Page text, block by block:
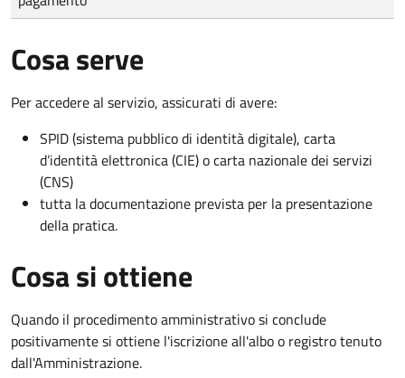
Cosa serve
Per accedere al servizio, assicurati di avere:
SPID (sistema pubblico di identità digitale), carta
d’identità elettronica (CIE) o carta nazionale dei servizi
(CNS)
tutta la documentazione prevista per la presentazione
della pratica.
Cosa si ottiene
Quando il procedimento amministrativo si conclude
positivamente si ottiene l'iscrizione all'albo o registro tenuto
dall'Amministrazione.